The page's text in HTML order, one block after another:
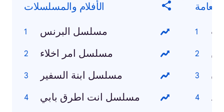
الأفلام والمسلسلات
مسلسل البرنس
مسلسل امر اخلاء
مسلسل ابنة السفير
مسلسل انت اطرق بابي